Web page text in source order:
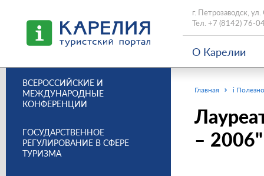
г. Петрозаводск,
Тел. +7 (8142) 76-
О Карелии
Главная i
– 2006"
ВСЕРОССИЙСКИЕ И
МЕЖДУНАРОДНЫЕ
КОНФЕРЕНЦИИ
ГОСУДАРСТВЕННОЕ
РЕГУЛИРОВАНИЕ В СФЕРЕ
ТУРИЗМА